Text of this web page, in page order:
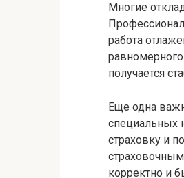
Многие
работа
получается
Еще одна
специальных
страховку и
корректно и